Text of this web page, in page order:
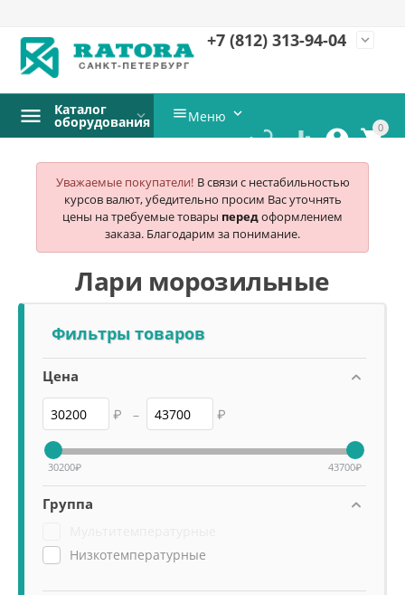
+7 (812) 313-94-04 expand_more
0


 
Каталог
оборудования Меню 
Уважаемые покупатели! В связи с нестабильностью
курсов валют, убедительно просим Вас уточнять
цены на требуемые товары передоформлением
заказа. Благодарим за понимание.
Лари морозильные
Фильтры товаров
Цена
₽ – ₽
30200₽ 43700₽
Группа
Низкотемпературные